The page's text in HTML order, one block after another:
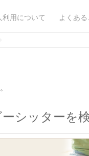
利用について よくあ
シッターを